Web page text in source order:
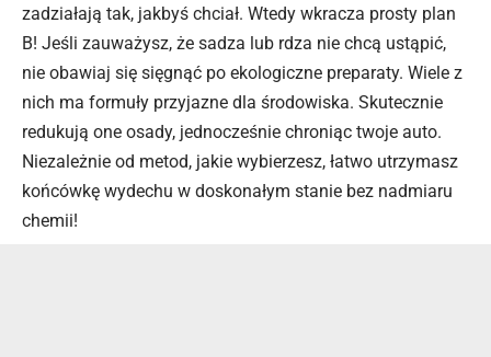
zadziałają tak, jakbyś chciał. Wtedy wkracza prosty plan
B! Jeśli zauważysz, że sadza lub rdza nie chcą ustąpić,
nie obawiaj się sięgnąć po ekologiczne preparaty. Wiele z
nich ma formuły przyjazne dla środowiska. Skutecznie
redukują one osady, jednocześnie chroniąc twoje auto.
Niezależnie od metod, jakie wybierzesz, łatwo utrzymasz
końcówkę wydechu w doskonałym stanie bez nadmiaru
chemii!